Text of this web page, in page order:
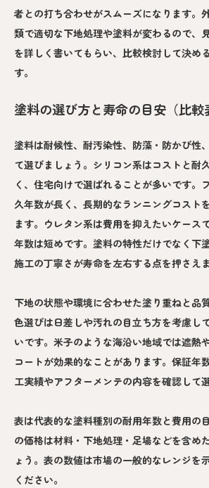
者との打ち合わせがスムーズになります。
類で適切な下地処理や塗料が変わるので、
を詳しく書いてもらい、比較検討して決め
す。
塗料の選び方と寿命の目安（比較
塗料は耐候性、耐汚染性、防藻・防かび性
て選びましょう。シリコン系はコストと耐
く、住宅向けで選ばれることが多いです。
久年数が長く、長期的なランニングコスト
ます。ウレタン系は費用を抑えたいケース
年数は短めです。塗料の特性だけでなく下
施工の丁寧さが寿命を左右する点を押さえま
下地の状態や環境に合わせた塗り重ねと品
色選びは日差しや汚れの目立ち方を考慮し
いです。米子のような海沿い地域では遮熱
コートが効果的なことがあります。保証年
工実績やアフターメンテの内容を確認して
表は代表的な塗料種別の耐用年数と費用の
の価格は材料・下地処理・足場などを含め
ょう。表の数値は市場の一般的なレンジを
ください。